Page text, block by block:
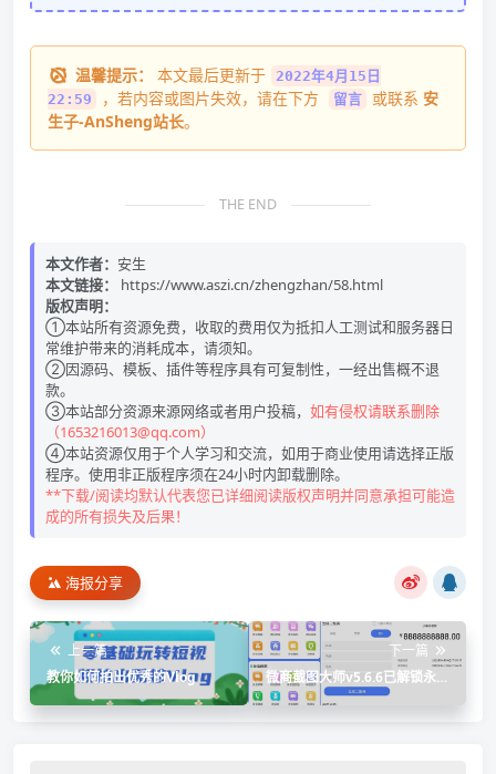
温馨提示： 本文最后更新于 2022年4月15日
22:59
，若内容或图片失效，请在下方 留言 或联系 安
生子-AnSheng站长。
THE END
本文作者： 安生
本文链接：
https://www.aszi.cn/zhengzhan/58.html
版权声明：
①本站所有资源免费，收取的费用仅为抵扣人工测试和服务器日
常维护带来的消耗成本，请须知。
②因源码、模板、插件等程序具有可复制性，一经出售概不退
款。
③本站部分资源来源网络或者用户投稿， 如有侵权请联系删除
（1653216013@qq.com）
④本站资源仅用于个人学习和交流，如用于商业使用请选择正版
程序。使用非正版程序须在24小时内卸载删除。
**下载/阅读均默认代表您已详细阅读版权声明并同意承担可能造
成的所有损失及后果！
海报分享
上一篇
教你如何拍出优秀的Vlog
下一篇
微商截图大师v5.6.6已解锁永久